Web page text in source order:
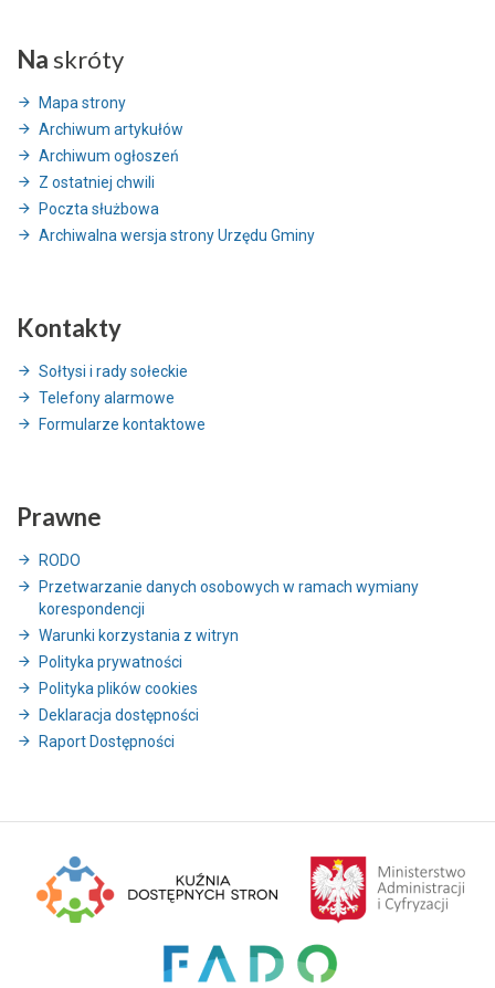
Na skróty
Mapa strony
Archiwum artykułów
Archiwum ogłoszeń
Z ostatniej chwili
Poczta służbowa
Archiwalna wersja strony Urzędu Gminy
Kontakty
Sołtysi i rady sołeckie
Telefony alarmowe
Formularze kontaktowe
Prawne
RODO
Przetwarzanie danych osobowych w ramach wymiany
korespondencji
Warunki korzystania z witryn
Polityka prywatności
Polityka plików cookies
Deklaracja dostępności
Raport Dostępności